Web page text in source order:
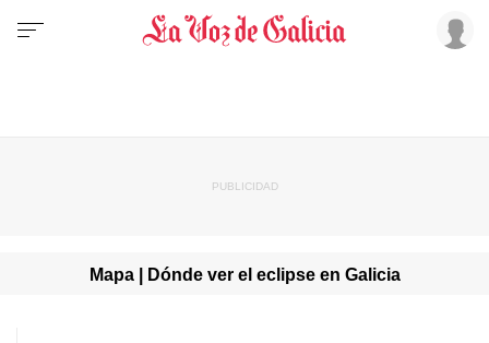
Mapa | Dónde ver el eclipse en Galicia